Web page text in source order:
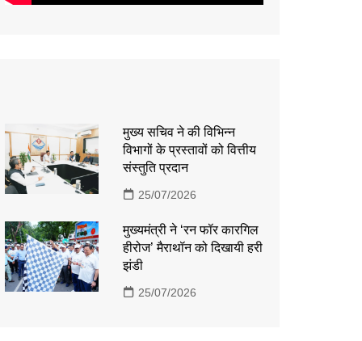
मुख्य सचिव ने की विभिन्न
विभागों के प्रस्तावों को वित्तीय
संस्तुति प्रदान
25/07/2026
मुख्यमंत्री ने ‘रन फॉर कारगिल
हीरोज’ मैराथॉन को दिखायी हरी
झंडी
25/07/2026